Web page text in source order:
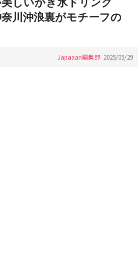
川沖浪裏がモチーフの
Japaaan編集部 2025/05/29